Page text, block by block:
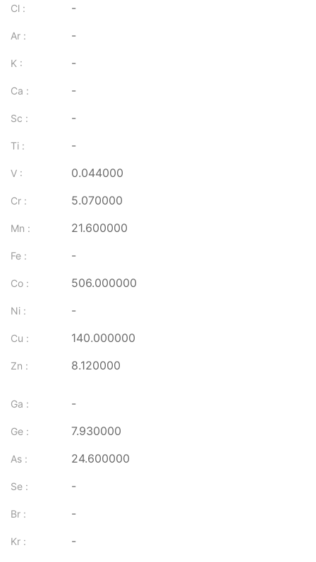
Cl : -
Ar : -
K : -
Ca : -
Sc : -
Ti : -
V : 0.044000
Cr : 5.070000
Mn : 21.600000
Fe : -
Co : 506.000000
Ni : -
Cu : 140.000000
Zn : 8.120000
Ga : -
Ge : 7.930000
As : 24.600000
Se : -
Br : -
Kr : -